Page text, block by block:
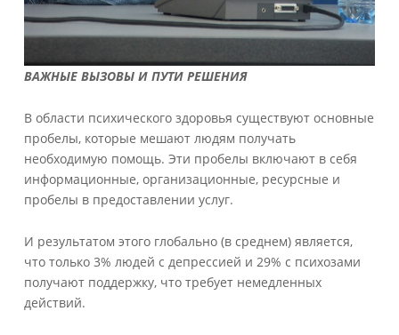
ВАЖНЫЕ ВЫЗОВЫ И ПУТИ РЕШЕНИЯ
В области психического здоровья существуют основные
пробелы, которые мешают людям получать
необходимую помощь. Эти пробелы включают в себя
информационные, организационные, ресурсные и
пробелы в предоставлении услуг.
И результатом этого глобально (в среднем) является,
что только 3% людей с депрессией и 29% с психозами
получают поддержку, что требует немедленных
действий.